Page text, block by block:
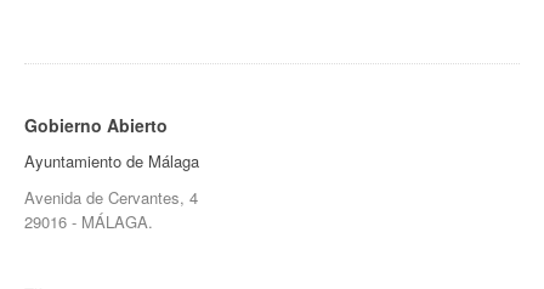
Gobierno Abierto
Ayuntamiento de Málaga
Avenida de Cervantes, 4
29016 - MÁLAGA.